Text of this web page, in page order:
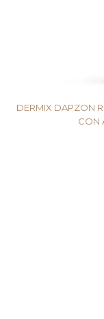
DERMIX DAPZON
CON